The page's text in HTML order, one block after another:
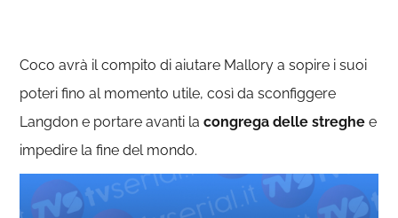
Coco avrà il compito di aiutare Mallory a sopire i suoi
poteri fino al momento utile, così da sconfiggere
Langdon e portare avanti lacongrega delle streghee
impedire la fine del mondo.